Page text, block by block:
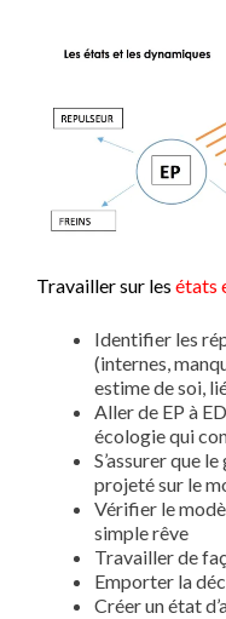
Travailler sur les états
Identifier les
(internes,
estime de soi,
Aller de EP à
écologie qui
S’assurer que
projeté sur le
Vérifier le
simple rêve
Travailler de
Emporter la
Créer un état